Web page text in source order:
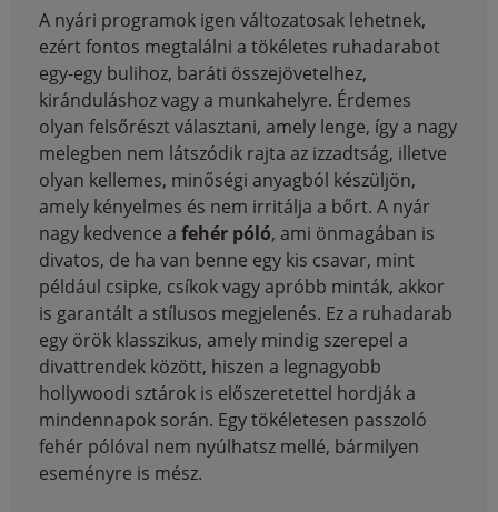
A nyári programok igen változatosak lehetnek,
ezért fontos megtalálni a tökéletes ruhadarabot
egy-egy bulihoz, baráti összejövetelhez,
kiránduláshoz vagy a munkahelyre. Érdemes
olyan felsőrészt választani, amely lenge, így a nagy
melegben nem látszódik rajta az izzadtság, illetve
olyan kellemes, minőségi anyagból készüljön,
amely kényelmes és nem irritálja a bőrt. A nyár
nagy kedvence a fehér póló, ami önmagában is
divatos, de ha van benne egy kis csavar, mint
például csipke, csíkok vagy apróbb minták, akkor
is garantált a stílusos megjelenés. Ez a ruhadarab
egy örök klasszikus, amely mindig szerepel a
divattrendek között, hiszen a legnagyobb
hollywoodi sztárok is előszeretettel hordják a
mindennapok során. Egy tökéletesen passzoló
fehér pólóval nem nyúlhatsz mellé, bármilyen
eseményre is mész.